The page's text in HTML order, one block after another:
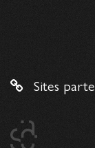
Sites